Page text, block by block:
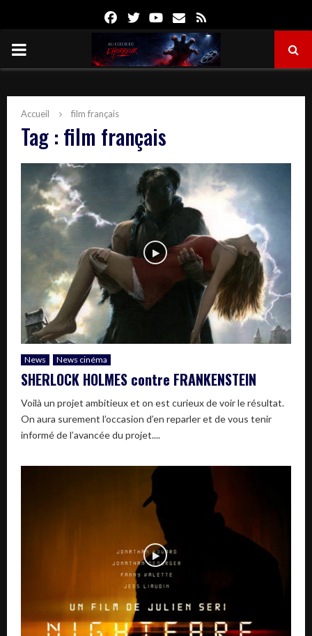
FacebookTwitterYoutube
Email
PRIMARY
Accueil film français
Tag : film français
News News cinéma
SHERLOCK HOLMES contre FRANKENSTEIN
Voilà un projet ambitieux et on est curieux de voir le résultat.
On aura surement l’occasion d’en reparler et de vous tenir
informé de l’avancée du projet....